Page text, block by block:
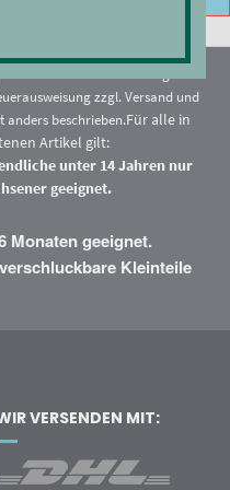
zzgl.Versand und
anders beschrieben.Für alle in
Artikel gilt:
unter 14 Jahren nur
geeignet.
Monaten geeignet.
Kleinteile
VERSENDEN MIT: